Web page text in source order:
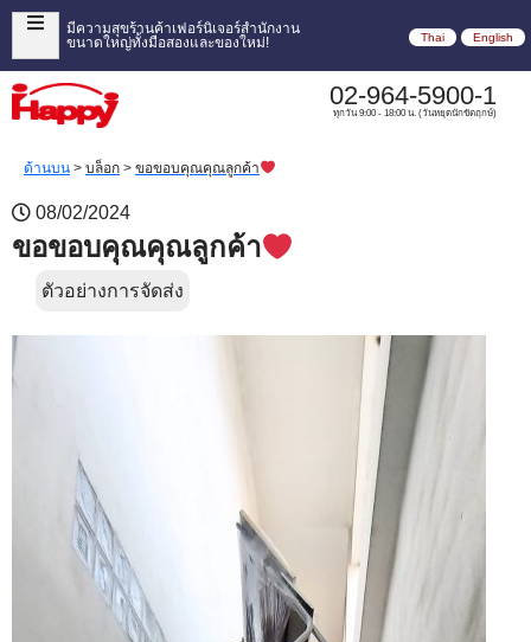
มีความสุขร้านค้าเฟอร์นิเจอร์สำนักงาน
ขนาดใหญ่ทั้งมือสองและของใหม่!
Thai English
02-964-5900-1
ทุกวัน 9:00 - 18:00 น. (วันหยุดนักขัตฤกษ์)
ด้านบน > บล็อก > ขอขอบคุณคุณลูกค้า
08/02/2024
ขอขอบคุณคุณลูกค้า
ตัวอย่างการจัดส่ง